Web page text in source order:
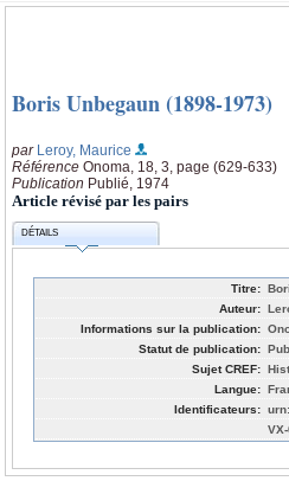
Boris Unbegaun (1898-1973)
par Leroy, Maurice
Référence Onoma, 18, 3, page (629-633)
Publication Publié, 1974
Article révisé par les pairs
DÉTAILS
Titre:
Auteur:
Informations sur la publication:
Statut de publication:
Sujet CREF:
Langue:
Identificateurs: